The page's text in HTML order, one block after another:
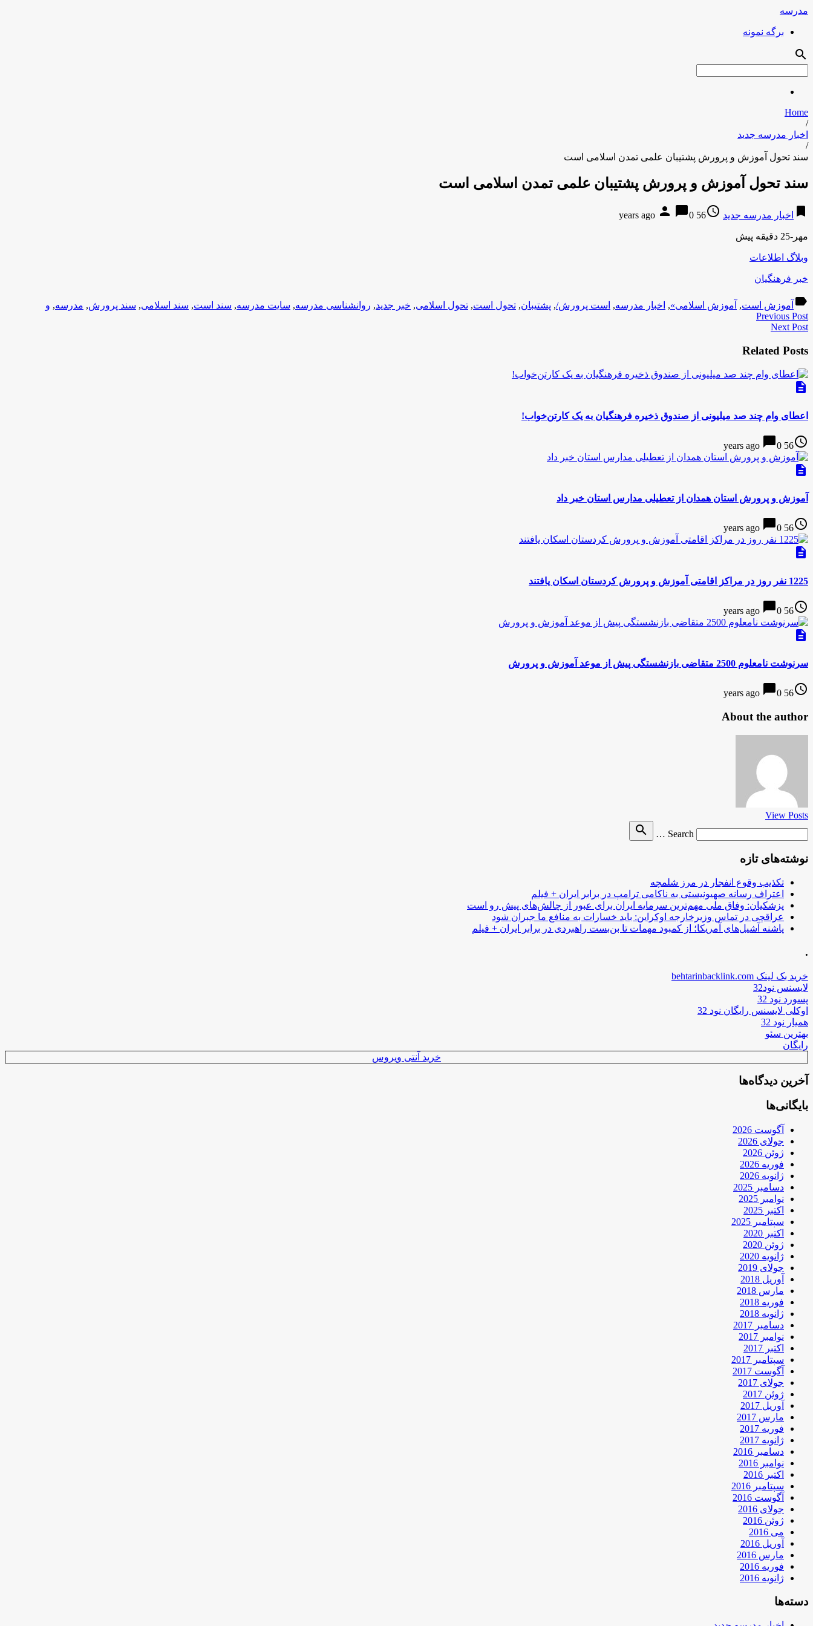
مدرسه
برگه نمونه
search
Home
/
اخبار مدرسه جدید
/
سند تحول آموزش و پرورش پشتیبان علمی تمدن اسلامی است
سند تحول آموزش و پرورش پشتیبان علمی تمدن اسلامی است
bookmark اخبار مدرسه جدید access_time
56 years ago
person chat_bubble0
مهر-25 دقیقه پیش
وبلاگ اطلاعات
خبر فرهنگیان
label آموزش است, آموزش اسلامی», اخبار مدرسه, است پرورش/, پشتیبان, تحول است, تحول اسلامی, خبر جدید, روانشناسی مدرسه, سایت مدرسه, سند است, سند اسلامی, سند پرورش, مدرسه, و
Previous Post
Next Post
Related Posts
description
اعطای وام چند صد میلیونی از صندوق ذخیره فرهنگیان به یک کارتن‌خواب!
access_time
56 years ago
chat_bubble0
description
آموزش و پرورش استان همدان از تعطیلی مدارس استان خبر داد
access_time
56 years ago
chat_bubble0
description
1225 نفر روز در مراکز اقامتی آموزش و پرورش کردستان اسکان یافتند
access_time
56 years ago
chat_bubble0
description
سرنوشت نامعلوم 2500 متقاضی بازنشستگی پیش از موعد آموزش و پرورش
access_time
56 years ago
chat_bubble0
About the author
View Posts
Search …
search
نوشته‌های تازه
تکذیب وقوع انفجار در مرز شلمچه
اعتراف رسانه صهیونیستی به ناکامی ترامپ در برابر ایران + فیلم
پزشکیان: وفاق ملی مهم‌ترین سرمایه ایران برای عبور از چالش‌های پیش رو است
عراقچی در تماس وزیرخارجه اوکراین: باید خسارات به منافع ما جبران شود
پاشنه آشیل‌های آمریکا؛ از کمبود مهمات تا بن‌بست راهبردی در برابر ایران + فیلم
.
خرید بک لینک behtarinbacklink.com
لایسنس نود32
پسورد نود 32
اوکلی لایسنس رایگان نود 32
همیار نود 32
بهترین سئو
رایگان
خرید آنتی ویروس
آخرین دیدگاه‌ها
بایگانی‌ها
آگوست 2026
جولای 2026
ژوئن 2026
فوریه 2026
ژانویه 2026
دسامبر 2025
نوامبر 2025
اکتبر 2025
سپتامبر 2025
اکتبر 2020
ژوئن 2020
ژانویه 2020
جولای 2019
آوریل 2018
مارس 2018
فوریه 2018
ژانویه 2018
دسامبر 2017
نوامبر 2017
اکتبر 2017
سپتامبر 2017
آگوست 2017
جولای 2017
ژوئن 2017
آوریل 2017
مارس 2017
فوریه 2017
ژانویه 2017
دسامبر 2016
نوامبر 2016
اکتبر 2016
سپتامبر 2016
آگوست 2016
جولای 2016
ژوئن 2016
می 2016
آوریل 2016
مارس 2016
فوریه 2016
ژانویه 2016
دسته‌ها